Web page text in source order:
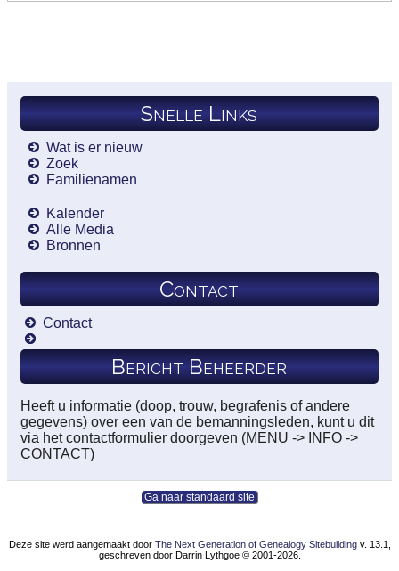
Snelle Links
Wat is er nieuw
Zoek
Familienamen
Kalender
Alle Media
Bronnen
Contact
Contact
Bericht Beheerder
Heeft u informatie (doop, trouw, begrafenis of andere
gegevens) over een van de bemanningsleden, kunt u dit
via het contactformulier doorgeven (MENU -> INFO ->
CONTACT)
Ga naar standaard site
Deze site werd aangemaakt door The Next Generation of Genealogy Sitebuildingv. 13.1,
geschreven door Darrin Lythgoe © 2001-2026.